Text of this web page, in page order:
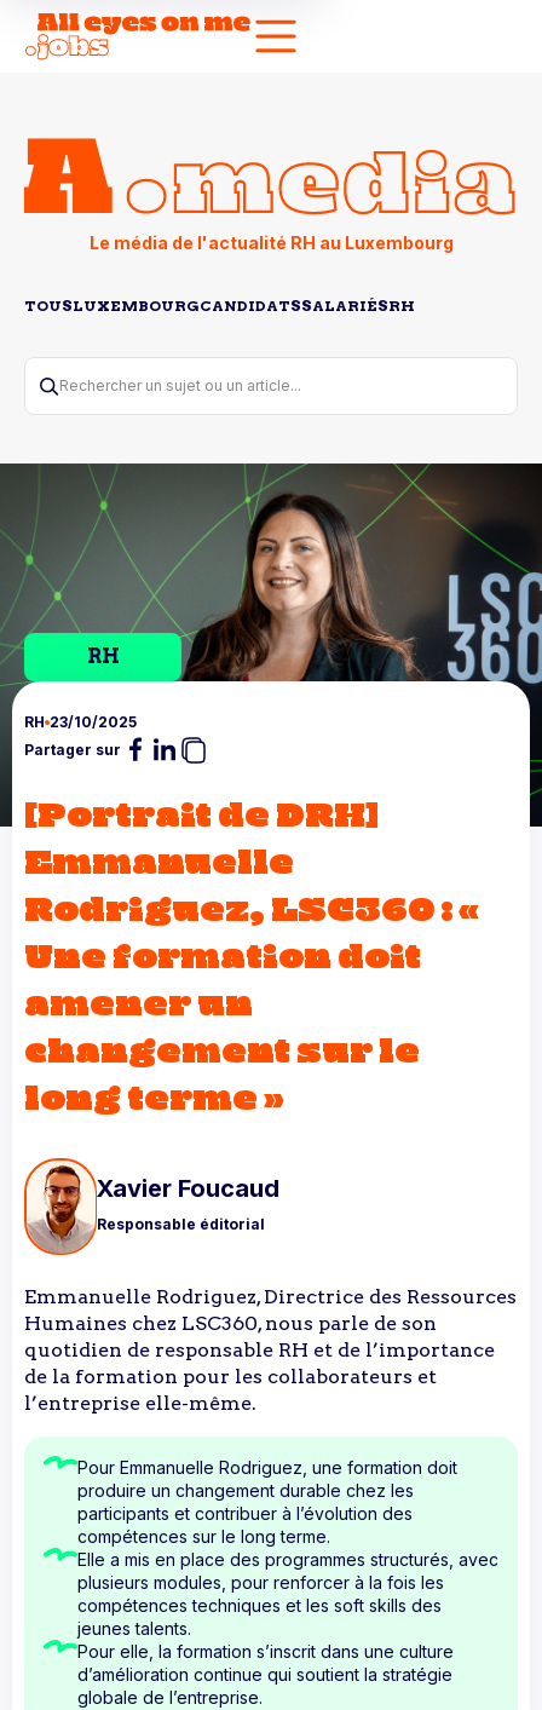
Le média de l'actualité RH au Luxembourg
TOUSLUXEMBOURGCANDIDATSSALARIÉSRH
Rechercher un sujet ou un article...
RH
RH 23/10/2025
Partager sur
[Portrait de DRH]
Emmanuelle
Rodriguez, LSC360 : «
Une formation doit
amener un
changement sur le
long terme »
Xavier Foucaud
Responsable éditorial
Emmanuelle Rodriguez, Directrice des Ressources
Humaines chez LSC360, nous parle de son
quotidien de responsable RH et de l’importance
de la formation pour les collaborateurs et
l’entreprise elle-même.
Pour Emmanuelle Rodriguez, une formation doit
produire un changement durable chez les
participants et contribuer à l’évolution des
compétences sur le long terme.
Elle a mis en place des programmes structurés, avec
plusieurs modules, pour renforcer à la fois les
compétences techniques et les soft skills des
jeunes talents.
Pour elle, la formation s’inscrit dans une culture
d’amélioration continue qui soutient la stratégie
globale de l’entreprise.